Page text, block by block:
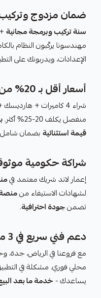
ضمان مزدوج وتركيب
سنة تركيب وبرمجة مجانية
مهندسونا يركّبون النظام
الإعدادات، ويدربونك على
أسعار أقل بـ 20% من الشراء المنفصل
منفصل يكلف 20-25% أكثر.
قيمة استثنائية بضمان
شراكة حكومية
إعمار لاند شريك معتمد في
لشهادات الاستيفاء من
تضمنجودة احترافية.
دعم فني سريع في 3 مدن
مع فروعنا في الرياض،
محلي فوري. مشكلة في
يساعدك - خدمة ما بعد